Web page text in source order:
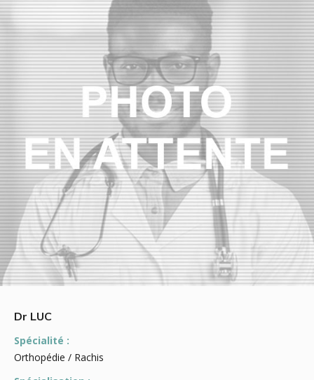
Dr LUC
Spécialité :
Orthopédie / Rachis